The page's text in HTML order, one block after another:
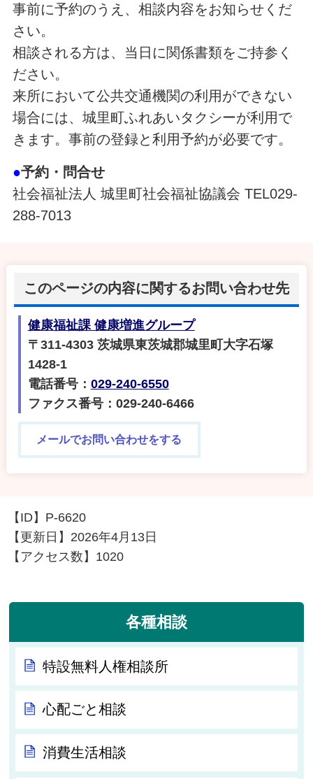
事前に予約のうえ、相談内容をお知らせくだ
さい。
相談される方は、当日に関係書類をご持参く
ださい。
来所において公共交通機関の利用ができない
場合には、城里町ふれあいタクシーが利用で
きます。事前の登録と利用予約が必要です。
●予約・問合せ
社会福祉法人 城里町社会福祉協議会 TEL029-
288-7013
このページの内容に関するお問い合わせ先
健康福祉課 健康増進グループ
〒311-4303 茨城県東茨城郡城里町大字石塚
1428-1
電話番号： 029-240-6550
ファクス番号：029-240-6466
メールでお問い合わせをする
【ID】 P-6620
【更新日】 2026年4月13日
【アクセス数】 1020
各種相談
特設無料人権相談所
心配ごと相談
消費生活相談